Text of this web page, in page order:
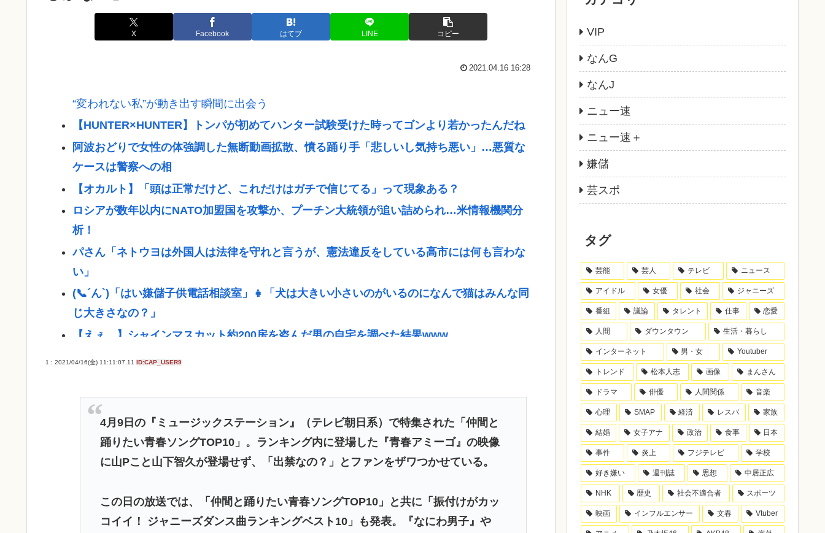
X Facebook はてブ LINE コピー
2021.04.16 16:28
“変われない私”が動き出す瞬間に出会う
【HUNTER×HUNTER】トンパが初めてハンター試験受けた時ってゴンより若かったんだね
阿波おどりで女性の体強調した無断動画拡散、憤る踊り手「悲しいし気持ち悪い」…悪質な
ケースは警察への相
【オカルト】「頭は正常だけど、これだけはガチで信じてる」って現象ある？
ロシアが数年以内にNATO加盟国を攻撃か、プーチン大統領が追い詰められ…米情報機関分
析！
パさん「ネトウヨは外国人は法律を守れと言うが、憲法違反をしている高市には何も言わな
い」
(📞´ん`)「はい嫌儲子供電話相談室」👧「犬は大きい小さいのがいるのになんで猫はみんな同
じ大きさなの？」
【えぇ…】シャインマスカット約200房を盗んだ男の自宅を調べた結果www
【画像】最近の水着JK、レベルが高すぎるwww
新しいキーボード買いたいんだけど、今のキーボード壊れなくて買う理由が見つからない
長崎の語り部のお爺ちゃん(84)、学生に『日本も核武装が必要』と言われびっくり
【ﾌｧﾝｻﾏﾘｨ】台湾、長崎式典の参加者格下げ 席が「外交団エリア外」と抗議「中国に追従
し、日本に友好的な台湾をおとしめた」…日本と台湾にミサイル向ける国家に配慮か
「世界唯一の被爆国は北朝鮮」と主張し、チラシを配布する輩が発生
結婚式やると近所の花屋が潰れない理由がわかる「こんなに金取るのかよ！？」って驚くぞ
1 : 2021/04/16(金) 11:11:07.11 ID:CAP_USER9
4月9日の『ミュージックステーション』（テレビ朝日系）で特集された「仲間と
踊りたい青春ソングTOP10」。ランキング内に登場した『青春アミーゴ』の映像
に山Pこと山下智久が登場せず、「出禁なの？」とファンをザワつかせている。
この日の放送では、「仲間と踊りたい青春ソングTOP10」と共に「振付けがカッ
コイイ！ ジャニーズダンス曲ランキングベスト10」も発表。『なにわ男子』や
VIP
なんG
なんJ
ニュー速
ニュー速＋
嫌儲
芸スポ
タグ
芸能 芸人 テレビ ニュース
アイドル 女優 社会 ジャニーズ
番組 議論 タレント 仕事 恋愛
人間 ダウンタウン 生活・暮らし
インターネット 男・女 Youtuber
トレンド 松本人志 画像 まんさん
ドラマ 俳優 人間関係 音楽
心理 SMAP 経済 レスバ 家族
結婚 女子アナ 政治 食事 日本
事件 炎上 フジテレビ 学校
好き嫌い 週刊誌 思想 中居正広
NHK 歴史 社会不適合者 スポーツ
映画 インフルエンサー 文春 Vtuber